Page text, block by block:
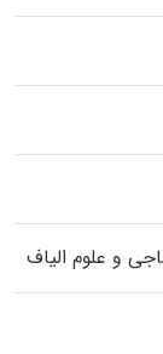
و علوم الیاف